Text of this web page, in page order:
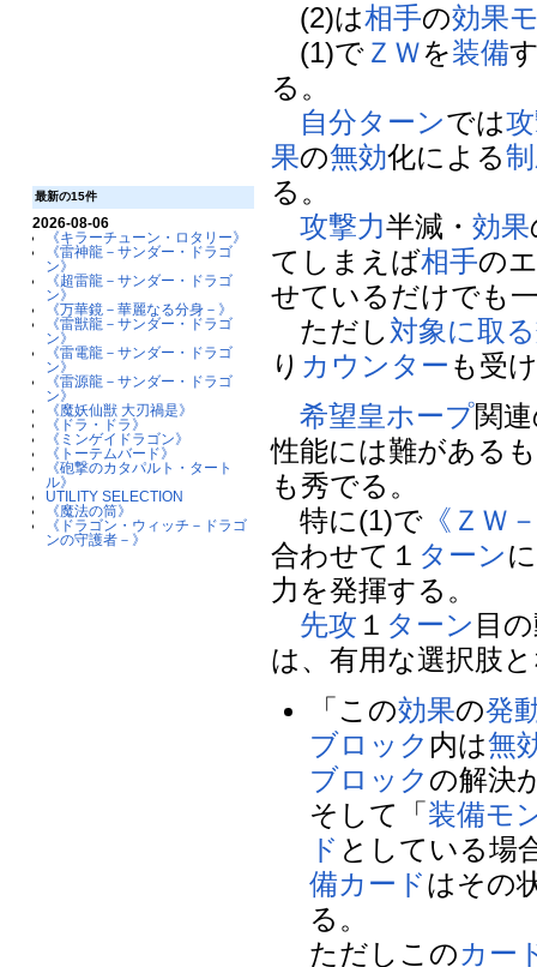
最新の15件
2026-08-06
《キラーチューン・ロタリー》
《雷神龍－サンダー・ドラゴ
ン》
《超雷龍－サンダー・ドラゴ
ン》
《万華鏡－華麗なる分身－》
《雷獣龍－サンダー・ドラゴ
ン》
《雷電龍－サンダー・ドラゴ
ン》
《雷源龍－サンダー・ドラゴ
ン》
《魔妖仙獣 大刃禍是》
《ドラ・ドラ》
《ミンゲイドラゴン》
《トーテムバード》
《砲撃のカタパルト・タート
ル》
UTILITY SELECTION
《魔法の筒》
《ドラゴン・ウィッチ－ドラゴ
ンの守護者－》
(2)は相手の効果
(1)で ＺＷを装備
る。
自分ターンでは
果の無効化による
る。
攻撃力半減・効果
てしまえば相手の
せているだけでも
ただし 対象に取
り カウンター も受
希望皇ホープ関
性能には難がある
も秀でる。
特に(1)で 《ＺＷ
合わせて１ ターン
力を発揮する。
先攻 １ ターン 目
は、有用な選択肢
「この効果の発
ブロック 内は無
ブロック の解決
そして「装備モ
ド としている場
備カードはその
る。
ただしこのカー